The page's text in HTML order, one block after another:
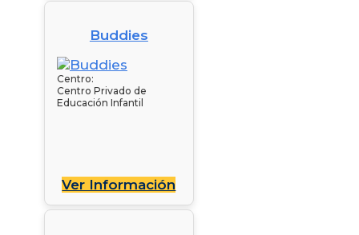
Buddies
Centro:
Centro Privado de
Educación Infantil
Ver Información